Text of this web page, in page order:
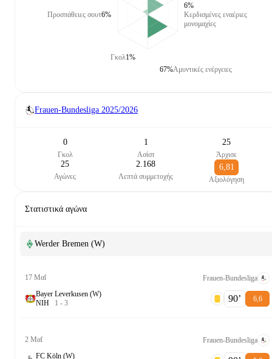
Προσπάθειες σουτ6%
Γκολ1%
Κερδισμένες εναέριες
μονομαχίες
6%
Αμυντικές ενέργειες
67%
Frauen-Bundesliga 2025/2026
0
Γκολ
1
Ασίστ
25
Άρχισε
25
Αγώνες
2.168
Λεπτά συμμετοχής
6,81
Αξιολόγηση
Στατιστικά αγώνα
Werder Bremen (W)
17 Μαΐ
Frauen-Bundesliga
Bayer Leverkusen (W)
ΝΙΗ 1 - 3 90‎’‎ 6,6
2 Μαΐ
Frauen-Bundesliga
FC Köln (W)